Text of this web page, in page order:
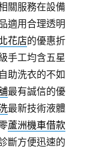
關服務在設備
適用合理透明
花店的優惠折
手工均含五星
助洗衣的不如
最有誠信的優
最新技術液體
蘆洲機車借款
斷方便迅速的